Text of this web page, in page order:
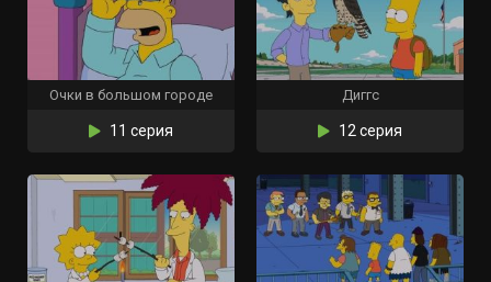
Очки в большом городе
11 серия
Диггс
12 серия